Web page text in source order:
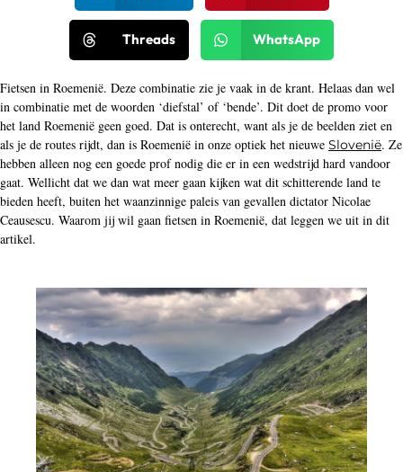
Threads WhatsApp
Fietsen in Roemenië. Deze combinatie zie je vaak in de krant. Helaas dan wel
in combinatie met de woorden ‘diefstal’ of ‘bende’. Dit doet de promo voor
het land Roemenië geen goed. Dat is onterecht, want als je de beelden ziet en
als je de routes rijdt, dan is Roemenië in onze optiek het nieuwe Slovenië. Ze
hebben alleen nog een goede prof nodig die er in een wedstrijd hard vandoor
gaat. Wellicht dat we dan wat meer gaan kijken wat dit schitterende land te
bieden heeft, buiten het waanzinnige paleis van gevallen dictator Nicolae
Ceausescu. Waarom jij wil gaan fietsen in Roemenië, dat leggen we uit in dit
artikel.